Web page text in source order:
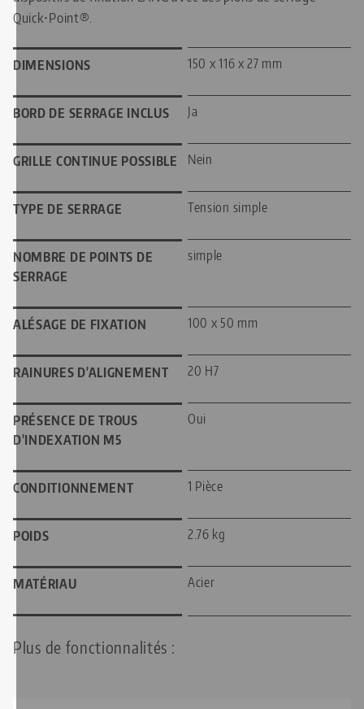
Quick•Point®.
DIMENSIONS 150 x 116 x 27 mm
BORD DE SERRAGE INCLUS Ja
GRILLE CONTINUE POSSIBLE Nein
TYPE DE SERRAGE Tension simple
NOMBRE DE POINTS DE
SERRAGE
simple
ALÉSAGE DE FIXATION 100 x 50 mm
RAINURES D'ALIGNEMENT 20 H7
PRÉSENCE DE TROUS
D'INDEXATION M5
Oui
CONDITIONNEMENT 1 Pièce
POIDS 2.76 kg
MATÉRIAU Acier
Plus de fonctionnalités :